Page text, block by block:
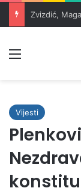
Vijesti